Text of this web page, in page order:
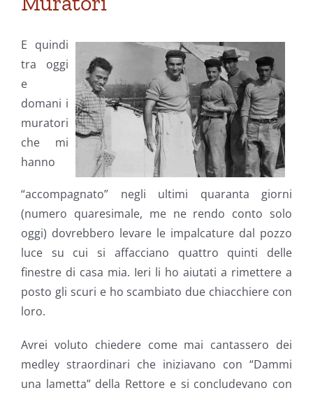
E quindi
tra oggi
e
domani i
muratori
che mi
hanno
“accompagnato” negli ultimi quaranta giorni
(numero quaresimale, me ne rendo conto solo
oggi) dovrebbero levare le impalcature dal pozzo
luce su cui si affacciano quattro quinti delle
finestre di casa mia. Ieri li ho aiutati a rimettere a
posto gli scuri e ho scambiato due chiacchiere con
loro.
Avrei voluto chiedere come mai cantassero dei
medley straordinari che iniziavano con “Dammi
una lametta” della Rettore e si concludevano con